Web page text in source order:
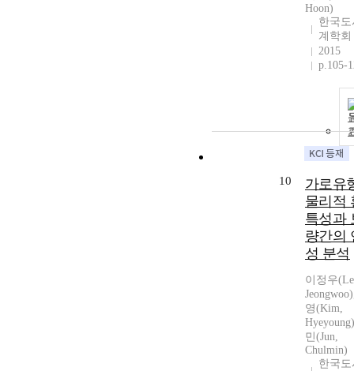
Hoon)
한국
계학회
2015
p.105-
10
가로유
물리적
특성과
량간의
성 분석
이정우
영(Kim,
민(Jun,
Chulmin)
한국